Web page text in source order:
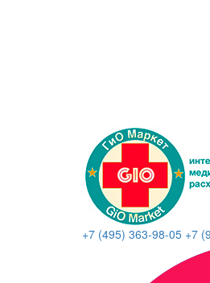
+7 (495) 363-98-05 +7